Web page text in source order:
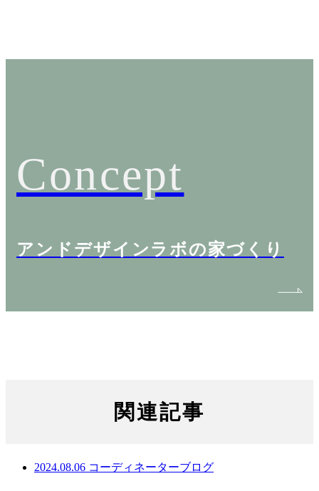
Concept
アンドデザインラボの家づくり
関連記事
2024.08.06 コーディネーターブログ